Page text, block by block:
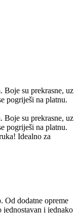
Boje su prekrasne, uz
pogriješi na platnu.
Boje su prekrasne, uz
pogriješi na platnu.
Idealno za
Od dodatne opreme
jednostavan i jednako